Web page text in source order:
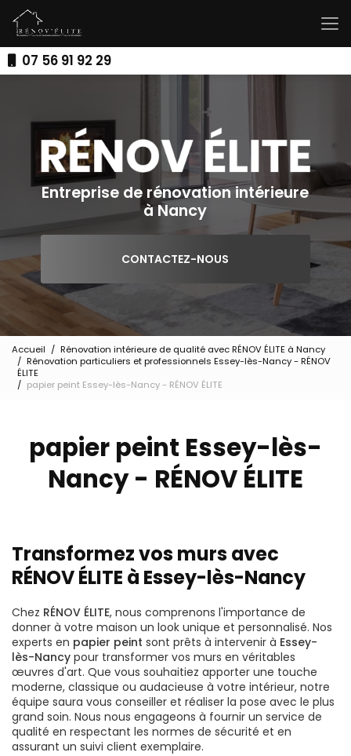
au
contenu
principal07 56 91 92 29
Entreprise de rénovation intérieure
à Nancy
CONTACTEZ-NOUS
Accueil
Rénovation intérieure de qualité avec RÉNOV ÉLITE à Nancy
Rénovation particuliers et professionnels Essey-lès-Nancy - RÉNOV
ÉLITE
papier peint Essey-lès-Nancy - RÉNOV ÉLITE
papier peint Essey-lès-
Nancy - RÉNOV ÉLITE
Transformez vos murs avec
RÉNOV ÉLITE à Essey-lès-Nancy
Chez RÉNOV ÉLITE, nous comprenons l'importance de
donner à votre maison un look unique et personnalisé. Nos
experts en papier peint sont prêts à intervenir à Essey-
lès-Nancy pour transformer vos murs en véritables
œuvres d'art. Que vous souhaitiez apporter une touche
moderne, classique ou audacieuse à votre intérieur, notre
équipe saura vous conseiller et réaliser la pose avec le plus
grand soin. Nous nous engageons à fournir un service de
qualité en respectant les normes de sécurité et en
assurant un suivi client exemplaire.